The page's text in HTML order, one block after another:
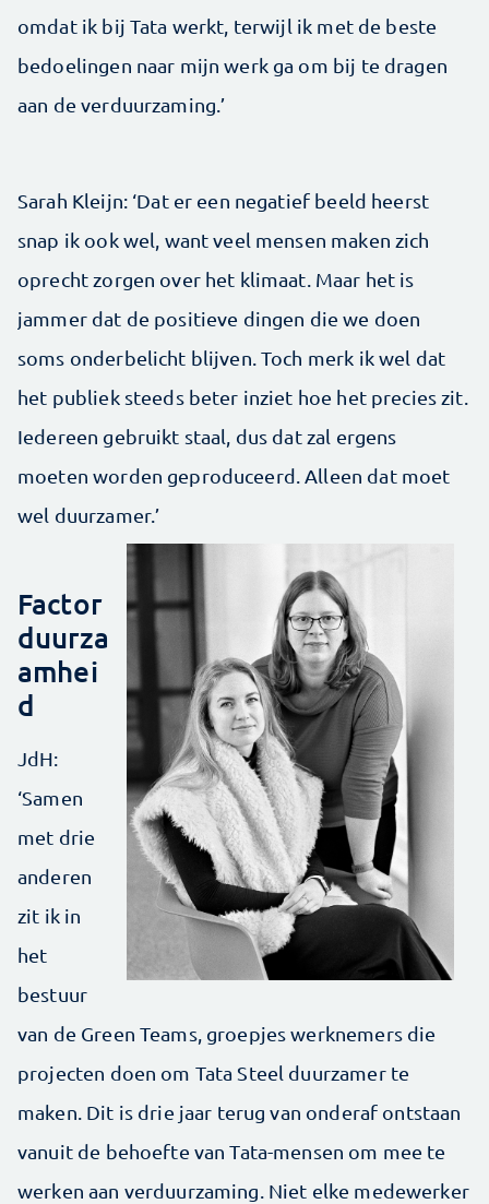
omdat ik bij Tata werkt, terwijl ik met de beste
bedoelingen naar mijn werk ga om bij te dragen
aan de verduurzaming.’
Sarah Kleijn: ‘Dat er een negatief beeld heerst
snap ik ook wel, want veel mensen maken zich
oprecht zorgen over het ­klimaat. Maar het is
jammer dat de positieve dingen die we doen
soms onderbelicht blijven. Toch merk ik wel dat
het publiek steeds beter inziet hoe het precies zit.
Iedereen gebruikt staal, dus dat zal ergens
moeten worden geproduceerd. Alleen dat moet
wel duurzamer.’
Factor
duurza
amhei
d
JdH:
‘Samen
met drie
anderen
zit ik in
het
bestuur
van de Green Teams, groepjes werknemers die
projecten doen om Tata Steel duurzamer te
maken. Dit is drie jaar terug van onderaf ontstaan
vanuit de behoefte van Tata-­mensen om mee te
werken aan verduurzaming. Niet elke medewerker